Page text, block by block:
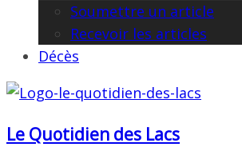
Soumettre un article
Recevoir les articles
Décès
Le Quotidien des Lacs